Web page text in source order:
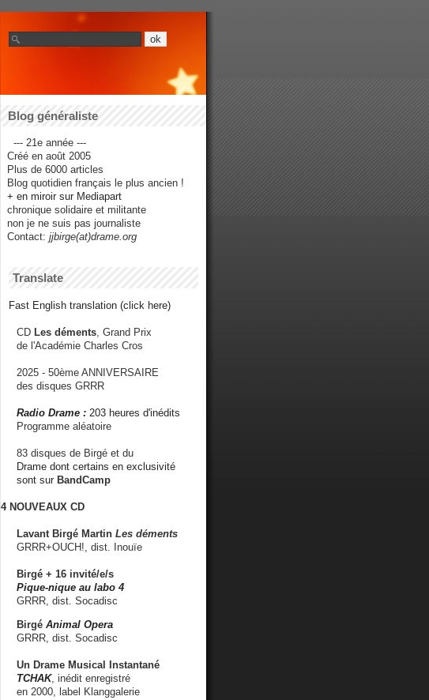
Blog généraliste
--- 21e année ---
Créé en août 2005
Plus de 6000 articles
Blog quotidien français le plus ancien !
+ en miroir sur Mediapart
chronique solidaire et militante
non je ne suis pas journaliste
Contact: jjbirge(at)drame.org
Translate
Fast English translation (click here)
CD Les déments , Grand Prix
de l'Académie Charles Cros
2025 - 50ème ANNIVERSAIRE
des disques GRRR
Radio Drame : 203 heures d'inédits
Programme aléatoire
83 disques de Birgé et du
Drame dont certains en exclusivité
sont sur BandCamp
4 NOUVEAUX CD
Lavant Birgé Martin Les déments
GRRR+OUCH!, dist. Inouïe
Birgé + 16 invité/e/s
Pique-nique au labo 4
GRRR, dist. Socadisc
Birgé Animal Opera
GRRR, dist. Socadisc
Un Drame Musical Instantané
TCHAK, inédit enregistré
en 2000, label Klanggalerie